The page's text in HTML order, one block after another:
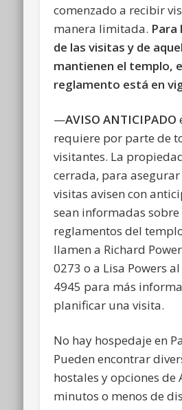
comenzado a recibir
manera limitada. Para
de las visitas y de
mantienen el templo,
reglamento está en
—AVISO ANTICIPADO
requiere por parte de
visitantes. La
cerrada, para
visitas avisen con
sean informadas sobre
reglamentos del
llamen a Richard
0273 o a Lisa Powers
4945 para más
planificar una visita.
No hay hospedaje en
Pueden encontrar
hostales y opciones de
minutos o menos de